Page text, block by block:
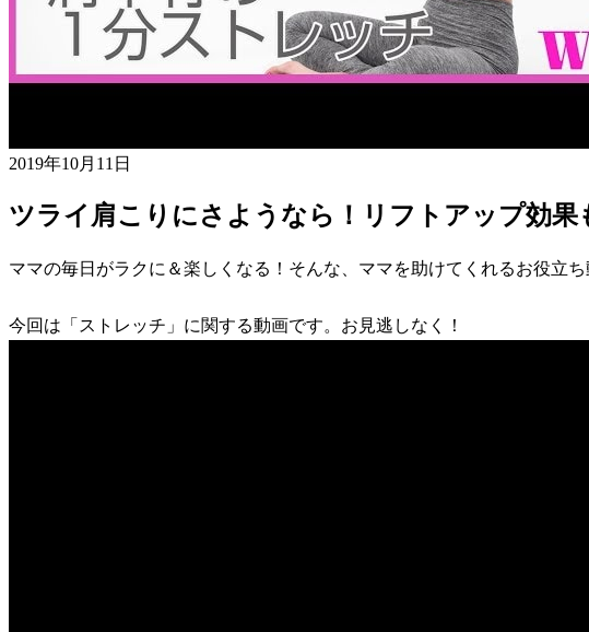
2019年10月11日
ツライ肩こりにさようなら！リフトアップ効
ママの毎日がラクに＆楽しくなる！そんな、ママを助けてくれるお役立
今回は「ストレッチ」に関する動画です。お見逃しなく！